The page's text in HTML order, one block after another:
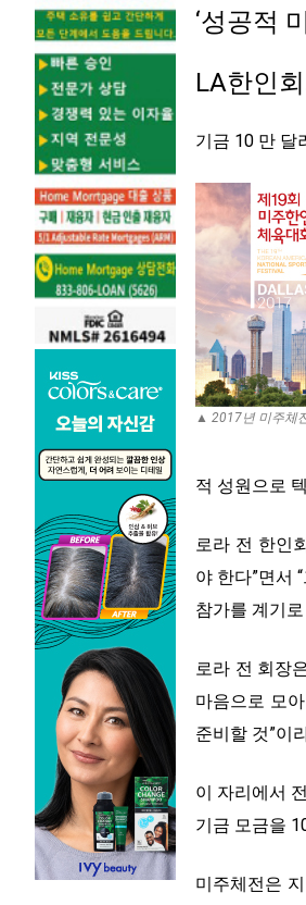
‘성공적
LA한인
기금 10 만 달
▲ 2017년 미주체
적 성원으로
로라 전 한인
야 한다”면서
참가를 계기
로라 전 회장
마음으로 모
준비할 것”이
이 자리에서
기금 모금을
미주체전은